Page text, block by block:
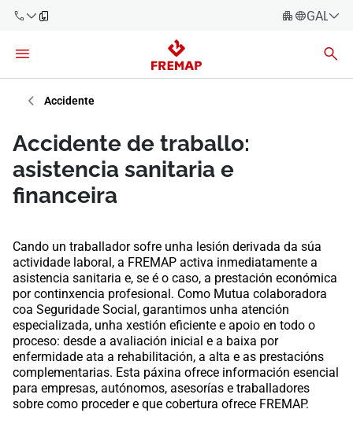
900 61 00
61
+34 91
919 61 61
900 61 00
61
Español
Empresas
Asesorías
Autónomos
provedores
Accidente
Accidente de traballo:
asistencia sanitaria e
financeira
Cando un traballador sofre unha lesión derivada da súa
actividade laboral, a FREMAP activa inmediatamente a
asistencia sanitaria e, se é o caso, a prestación económica
por continxencia profesional. Como Mutua colaboradora
coa Seguridade Social, garantimos unha atención
especializada, unha xestión eficiente e apoio en todo o
proceso: desde a avaliación inicial e a baixa por
enfermidade ata a rehabilitación, a alta e as prestacións
complementarias. Esta páxina ofrece información esencial
para empresas, autónomos, asesorías e traballadores
sobre como proceder e que cobertura ofrece FREMAP.